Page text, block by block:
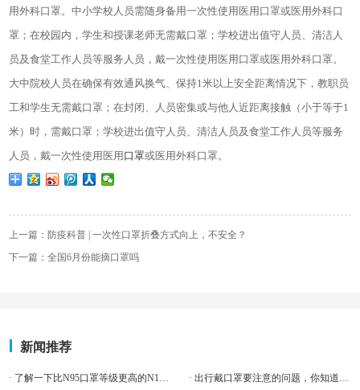
用外科口罩。中小学校人员需随身备用一次性使用医用口罩或医用外科口
罩；在校园内，学生和授课老师无需戴口罩；学校进出值守人员、清洁人
员及食堂工作人员等服务人员，戴一次性使用医用口罩或医用外科口罩。
大中院校人员在确保有效通风换气、保持1米以上安全距离情况下，教职员
工和学生无需戴口罩；在封闭、人员密集或与他人近距离接触（小于等于1
米）时，需戴口罩；学校进出值守人员、清洁人员及食堂工作人员等服务
人员，戴一次性使用医用 口罩或医用外科口罩。
上一篇：防疫科普 | 一次性口罩折叠方式向上，不安全？
下一篇：全国6月份能摘口罩吗
新闻推荐
· 了解一下比N95口罩等级更高的N100口罩 · 出行戴口罩要注意的问题，你知道吗？